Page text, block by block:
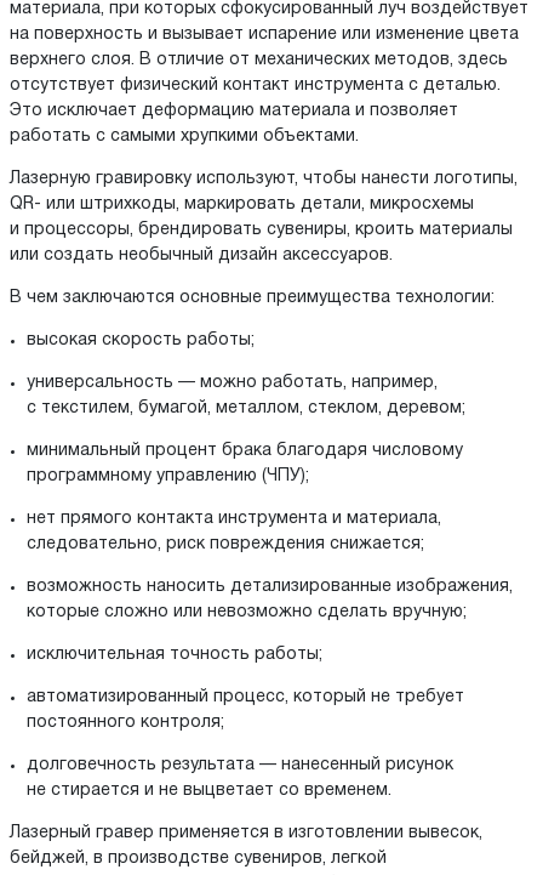
материала, при которых сфокусированный луч воздействует
на поверхность и вызывает испарение или изменение цвета
верхнего слоя. В отличие от механических методов, здесь
отсутствует физический контакт инструмента с деталью.
Это исключает деформацию материала и позволяет
работать с самыми хрупкими объектами.
Лазерную гравировку используют, чтобы нанести логотипы,
QR- или штрихкоды, маркировать детали, микросхемы
и процессоры, брендировать сувениры, кроить материалы
или создать необычный дизайн аксессуаров.
В чем заключаются основные преимущества технологии:
высокая скорость работы;
универсальность — можно работать, например,
с текстилем, бумагой, металлом, стеклом, деревом;
минимальный процент брака благодаря числовому
программному управлению (ЧПУ);
нет прямого контакта инструмента и материала,
следовательно, риск повреждения снижается;
возможность наносить детализированные изображения,
которые сложно или невозможно сделать вручную;
исключительная точность работы;
автоматизированный процесс, который не требует
постоянного контроля;
долговечность результата — нанесенный рисунок
не стирается и не выцветает со временем.
Лазерный гравер применяется в изготовлении вывесок,
бейджей, в производстве сувениров, легкой